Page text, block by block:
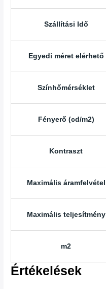
Szállítási Idő
Egyedi méret elérhető
Színhőmérséklet
Fényerő (cd/m2)
Kontraszt
Maximális áramfelvétel
Maximális teljesítmény
m2
Értékelések